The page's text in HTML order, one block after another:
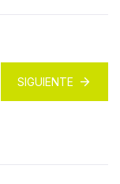
SIGUIENTE